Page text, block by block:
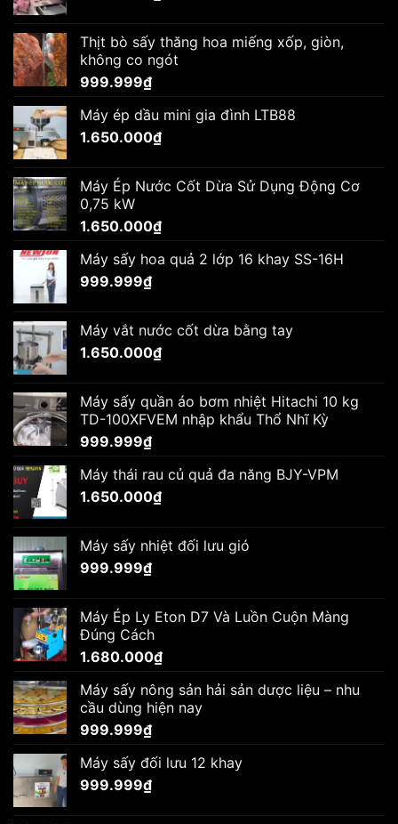
Thịt bò sấy thăng hoa miếng xốp, giòn,
không co ngót
999.999₫
Máy ép dầu mini gia đình LTB88
1.650.000₫
Máy Ép Nước Cốt Dừa Sử Dụng Động Cơ
0,75 kW
1.650.000₫
Máy sấy hoa quả 2 lớp 16 khay SS-16H
999.999₫
Máy vắt nước cốt dừa bằng tay
1.650.000₫
Máy sấy quần áo bơm nhiệt Hitachi 10 kg
TD-100XFVEM nhập khẩu Thổ Nhĩ Kỳ
999.999₫
Máy thái rau củ quả đa năng BJY-VPM
1.650.000₫
Máy sấy nhiệt đối lưu gió
999.999₫
Máy Ép Ly Eton D7 Và Luồn Cuộn Màng
Đúng Cách
1.680.000₫
Máy sấy nông sản hải sản dược liệu – nhu
cầu dùng hiện nay
999.999₫
Máy sấy đối lưu 12 khay
999.999₫